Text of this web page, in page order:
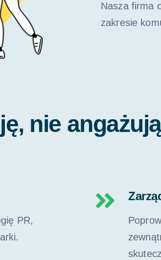
Nasza firma
zakresie
nie
PR,